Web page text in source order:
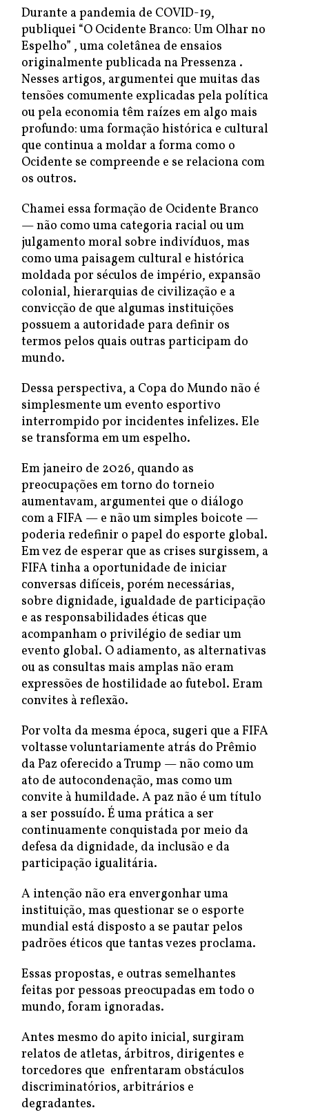
Durante a pandemia de COVID-19,
publiquei “O Ocidente Branco: Um Olhar no
Espelho” , uma coletânea de ensaios
originalmente publicada na Pressenza .
Nesses artigos, argumentei que muitas das
tensões comumente explicadas pela política
ou pela economia têm raízes em algo mais
profundo: uma formação histórica e cultural
que continua a moldar a forma como o
Ocidente se compreende e se relaciona com
os outros.
Chamei essa formação de Ocidente Branco
— não como uma categoria racial ou um
julgamento moral sobre indivíduos, mas
como uma paisagem cultural e histórica
moldada por séculos de império, expansão
colonial, hierarquias de civilização e a
convicção de que algumas instituições
possuem a autoridade para definir os
termos pelos quais outras participam do
mundo.
Dessa perspectiva, a Copa do Mundo não é
simplesmente um evento esportivo
interrompido por incidentes infelizes. Ele
se transforma em um espelho.
Em janeiro de 2026, quando as
preocupações em torno do torneio
aumentavam, argumentei que o diálogo
com a FIFA — e não um simples boicote —
poderia redefinir o papel do esporte global.
Em vez de esperar que as crises surgissem, a
FIFA tinha a oportunidade de iniciar
conversas difíceis, porém necessárias,
sobre dignidade, igualdade de participação
e as responsabilidades éticas que
acompanham o privilégio de sediar um
evento global. O adiamento, as alternativas
ou as consultas mais amplas não eram
expressões de hostilidade ao futebol. Eram
convites à reflexão.
Por volta da mesma época, sugeri que a FIFA
voltasse voluntariamente atrás do Prêmio
da Paz oferecido a Trump — não como um
ato de autocondenação, mas como um
convite à humildade. A paz não é um título
a ser possuído. É uma prática a ser
continuamente conquistada por meio da
defesa da dignidade, da inclusão e da
participação igualitária.
A intenção não era envergonhar uma
instituição, mas questionar se o esporte
mundial está disposto a se pautar pelos
padrões éticos que tantas vezes proclama.
Essas propostas, e outras semelhantes
feitas por pessoas preocupadas em todo o
mundo, foram ignoradas.
Antes mesmo do apito inicial, surgiram
relatos de atletas, árbitros, dirigentes e
torcedores que enfrentaram obstáculos
discriminatórios, arbitrários e
degradantes.